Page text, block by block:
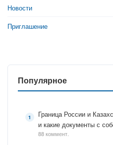
Новости
Приглашение
Популярное
Граница России и
и какие документы с
88 коммент.